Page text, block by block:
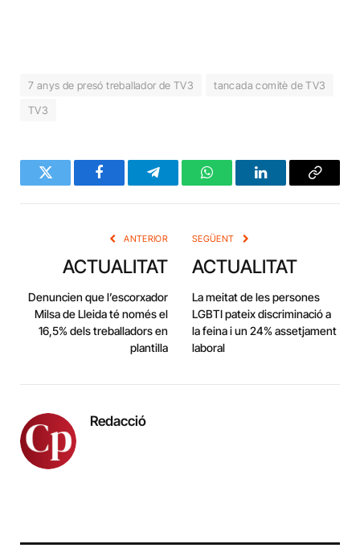
7 anys de presó treballador de TV3
tancada comitè de TV3
TV3
Twitter FacebookTelegramWhatsAppLinkedInCopy
ANTERIOR
ACTUALITAT
Denuncien que l’escorxador
Milsa de Lleida té només el
16,5% dels treballadors en
plantilla
SEGÜENT
ACTUALITAT
La meitat de les persones
LGBTI pateix discriminació a
la feina i un 24% assetjament
laboral
Redacció